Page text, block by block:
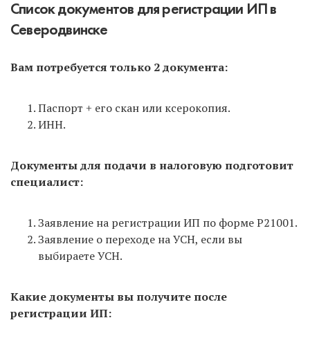
Список документов для регистрации ИП в
Северодвинске
Вам потребуется только 2 документа:
Паспорт + его скан или ксерокопия.
ИНН.
Документы для подачи в налоговую подготовит
специалист:
Заявление на регистрации ИП по форме Р21001.
Заявление о переходе на УСН, если вы
выбираете УСН.
Какие документы вы получите после
регистрации ИП: